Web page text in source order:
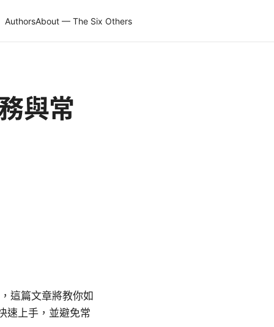
AuthorsAbout — The Six Others
與常
這篇文章將教你如
速上手，並避免常